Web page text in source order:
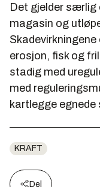
Det gjelder særlig
magasin og
erosjon, fisk og
stadig med
med
kartlegge egnede
KRAFT
Del